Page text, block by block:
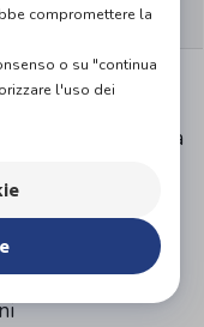
decorativa
per facile calzata
mesi più freddi
compromettere la
o su "continua
l'uso dei